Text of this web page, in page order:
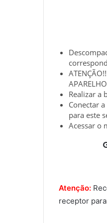
Realizar a
Conectar
para este
Acessar o
Atenção:
receptor